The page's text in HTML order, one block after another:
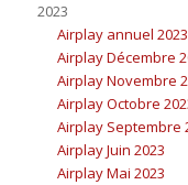
2023
Airplay annuel 2023
Airplay Décembre
Airplay Novembre
Airplay Octobre
Airplay Septembre
Airplay Juin 2023
Airplay Mai 2023